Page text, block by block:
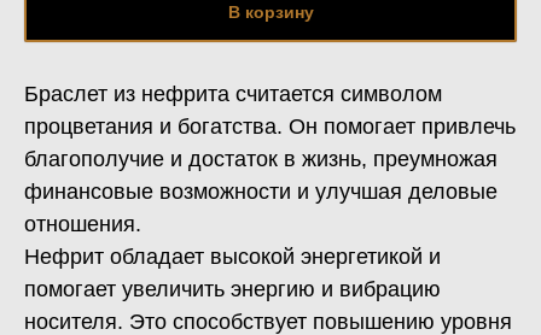
В корзину
Браслет из нефрита считается символом
процветания и богатства. Он помогает привлечь
благополучие и достаток в жизнь, преумножая
финансовые возможности и улучшая деловые
отношения.
Нефрит обладает высокой энергетикой и
помогает увеличить энергию и вибрацию
носителя. Это способствует повышению уровня